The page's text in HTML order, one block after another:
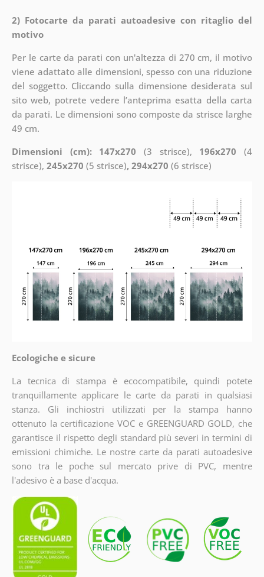
2) Fotocarte da parati autoadesive con ritaglio del
motivo
Per le carte da parati con un'altezza di 270 cm, il motivo
viene adattato alle dimensioni, spesso con una riduzione
del soggetto. Cliccando sulla dimensione desiderata sul
sito web, potrete vedere l’anteprima esatta della carta
da parati. Le dimensioni sono composte da strisce larghe
49 cm.
Dimensioni (cm): 147x270 (3 strisce), 196x270 (4
strisce), 245x270 (5 strisce), 294x270 (6 strisce)
Ecologiche e sicure
La tecnica di stampa è ecocompatibile, quindi potete
tranquillamente applicare le carte da parati in qualsiasi
stanza. Gli inchiostri utilizzati per la stampa hanno
ottenuto la certificazione VOC e GREENGUARD GOLD, che
garantisce il rispetto degli standard più severi in termini di
emissioni chimiche. Le nostre carte da parati autoadesive
sono tra le poche sul mercato prive di PVC, mentre
l'adesivo è a base d'acqua.